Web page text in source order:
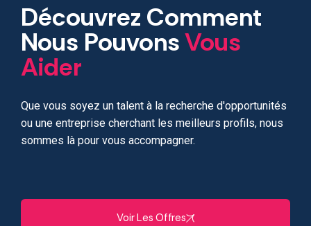
Découvrez Comment
Nous PouvonsVous
Aider
Que vous soyez un talent à la recherche d'opportunités
ou une entreprise cherchant les meilleurs profils, nous
sommes là pour vous accompagner.
Voir Les Offres